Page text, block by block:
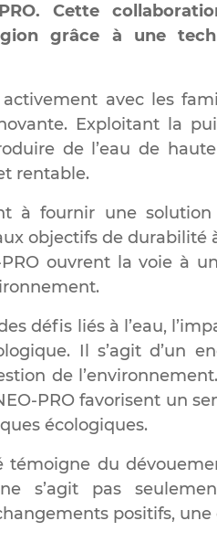
Cette
grâce à une
avec les
Exploitant la
de l’eau de
rentable.
à fournir une
objectifs de durabilité
ouvrent la voie à
défis liés à l’eau,
Il s’agit d’un
de
PRO favorisent un
écologiques.
témoigne du
s’agit pas
positifs,